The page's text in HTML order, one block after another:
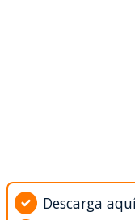
Descarga